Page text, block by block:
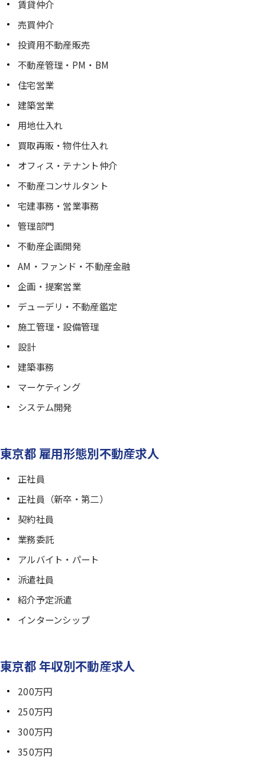
賃貸仲介
売買仲介
投資用不動産販売
不動産管理・PM・BM
住宅営業
建築営業
用地仕入れ
買取再販・物件仕入れ
オフィス・テナント仲介
不動産コンサルタント
宅建事務・営業事務
管理部門
不動産企画開発
AM・ファンド・不動産金融
企画・提案営業
デューデリ・不動産鑑定
施工管理・設備管理
設計
建築事務
マーケティング
システム開発
東京都 雇用形態別不動産求人
正社員
正社員（新卒・第二）
契約社員
業務委託
アルバイト・パート
派遣社員
紹介予定派遣
インターンシップ
東京都 年収別不動産求人
200万円
250万円
300万円
350万円